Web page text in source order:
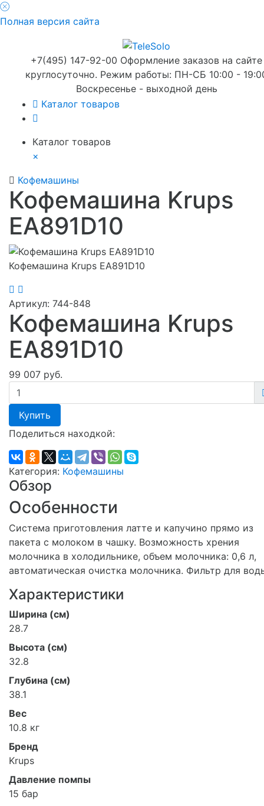
Полная версия сайта
+7(495) 147-92-00 Оформление заказов на сайте
круглосуточно. Режим работы: ПН-СБ 10:00 -
Воскресенье - выходной день
Каталог товаров
Каталог товаров
×
Кофемашины
Кофемашина Krups
EA891D10
Кофемашина Krups EA891D10
Артикул: 744-848
Кофемашина Krups
EA891D10
99 007 руб.
Купить
Поделиться находкой:
Категория: Кофемашины
Обзор
Особенности
Система приготовления латте и капучино прямо из
пакета с молоком в чашку. Возможность хрения
молочника в холодильнике, объем молочника: 0,6 л,
автоматическая очистка молочника. Фильтр для
Характеристики
Ширина (см)
28.7
Высота (см)
32.8
Глубина (см)
38.1
Вес
10.8 кг
Бренд
Krups
Давление помпы
15 бар